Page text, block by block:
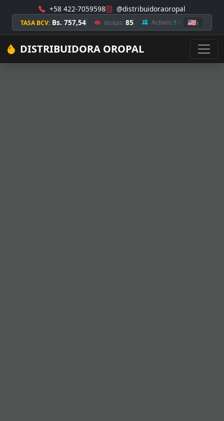
+58 422-7059598 @distribuidoraoropal
TASA BCV: Bs. 757,54 Visitas: 85 Activos:1 🇺🇸1
DISTRIBUIDORA OROPAL